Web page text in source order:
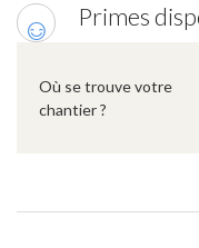
Primes
Où se trouve votre
chantier ?